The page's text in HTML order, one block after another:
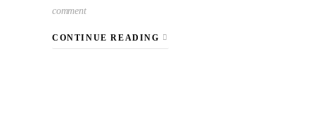
comment
CONTINUE READING